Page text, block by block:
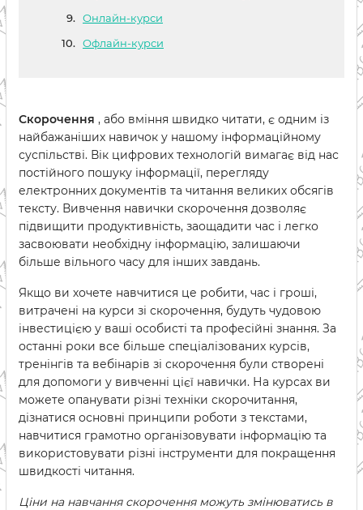
Онлайн-курси
Офлайн-курси
Скорочення , або вміння швидко читати, є одним із
найбажаніших навичок у нашому інформаційному
суспільстві. Вік цифрових технологій вимагає від нас
постійного пошуку інформації, перегляду
електронних документів та читання великих обсягів
тексту. Вивчення навички скорочення дозволяє
підвищити продуктивність, заощадити час і легко
засвоювати необхідну інформацію, залишаючи
більше вільного часу для інших завдань.
Якщо ви хочете навчитися це робити, час і гроші,
витрачені на курси зі скорочення, будуть чудовою
інвестицією у ваші особисті та професійні знання. За
останні роки все більше спеціалізованих курсів,
тренінгів та вебінарів зі скорочення були створені
для допомоги у вивченні цієї навички. На курсах ви
можете опанувати різні техніки скорочитання,
дізнатися основні принципи роботи з текстами,
навчитися грамотно організовувати інформацію та
використовувати різні інструменти для покращення
швидкості читання.
Ціни на навчання скорочення можуть змінюватись в